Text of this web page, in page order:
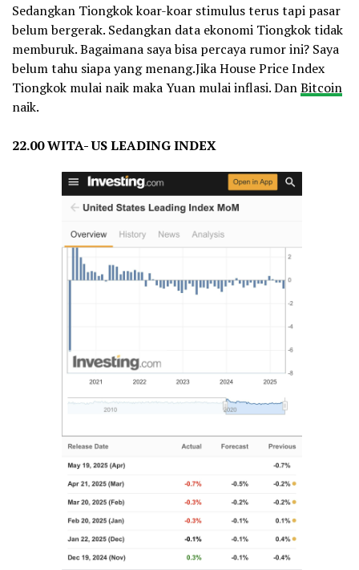
Sedangkan Tiongkok koar-koar stimulus terus tapi pasar
belum bergerak. Sedangkan data ekonomi Tiongkok tidak
memburuk. Bagaimana saya bisa percaya rumor ini? Saya
belum tahu siapa yang menang.Jika House Price Index
Tiongkok mulai naik maka Yuan mulai inflasi. DanBitcoin
naik.
22.00 WITA- US LEADING INDEX